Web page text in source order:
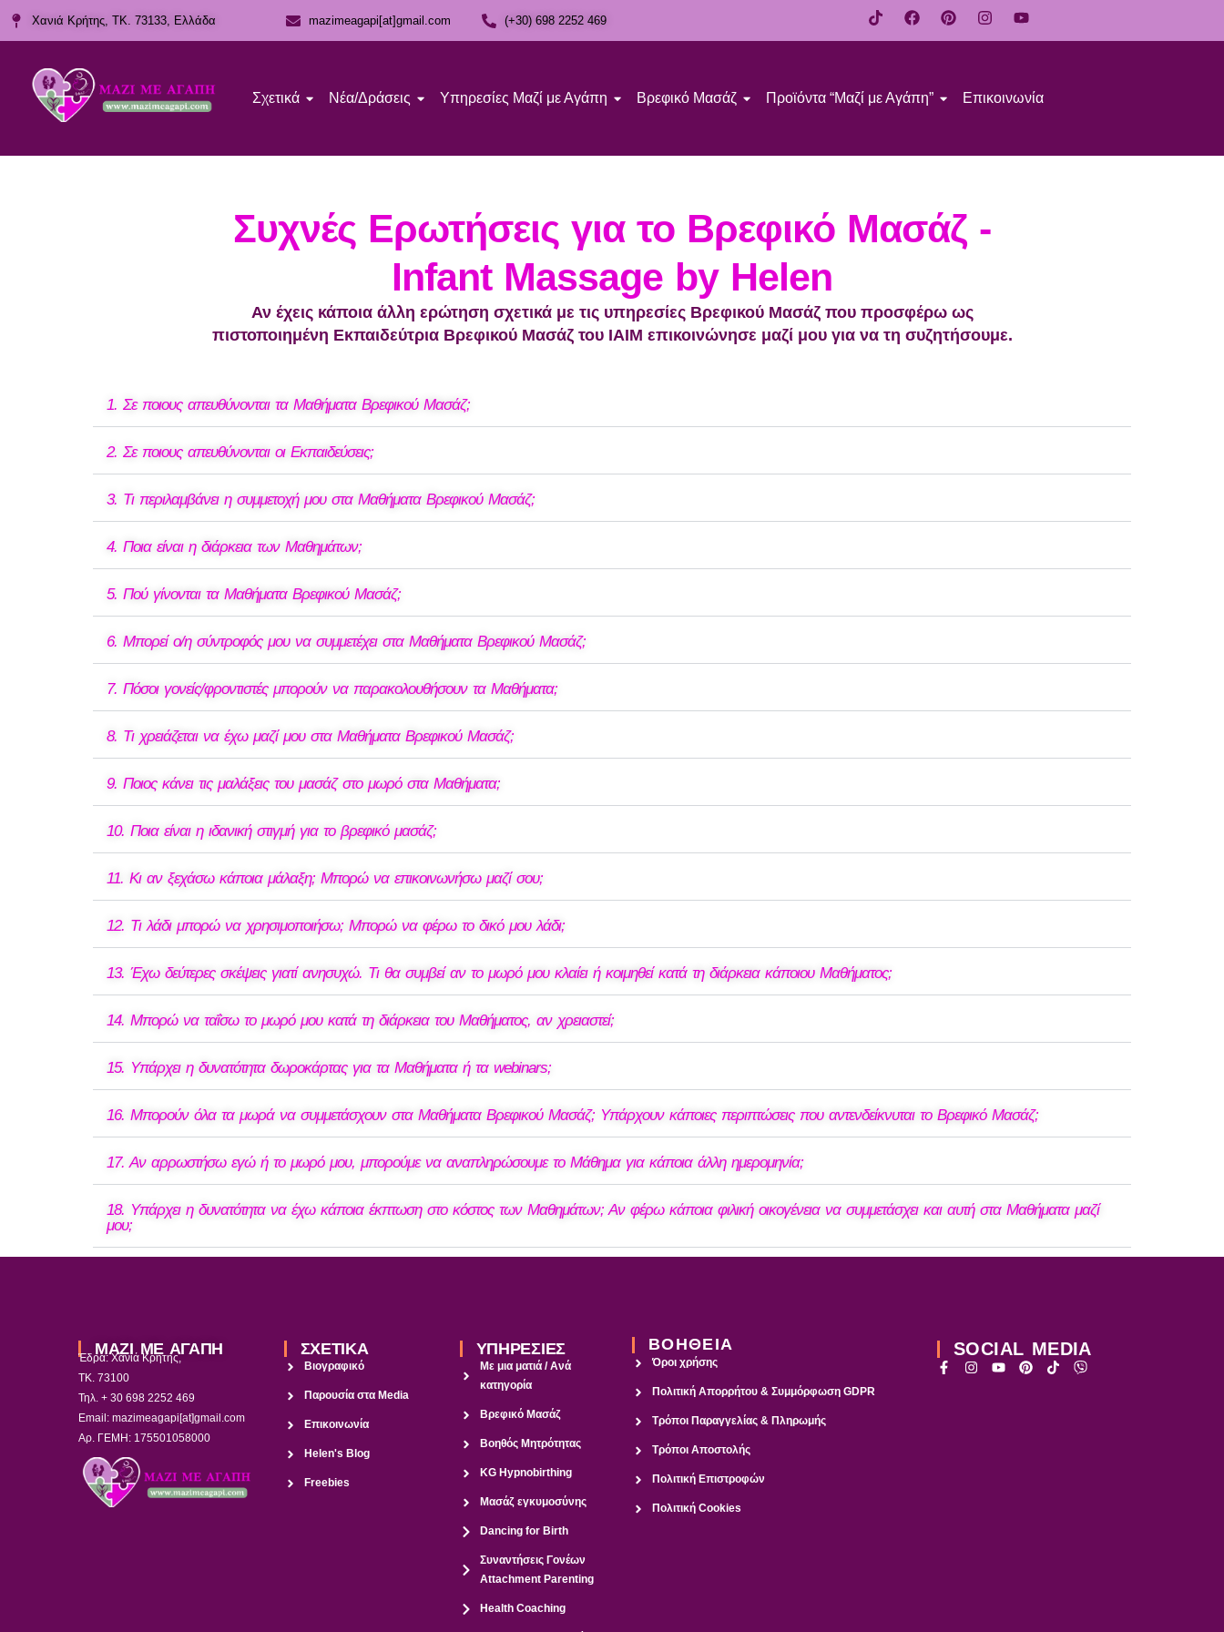
Χανιά Κρήτης, ΤΚ. 73133, Ελλάδα mazimeagapi[at]gmail.com (+30) 698 2252 469
Σχετικά Νέα/Δράσεις Υπηρεσίες Μαζί με Αγάπη Βρεφικό Μασάζ Προϊόντα “Μαζί με Αγάπη” Επικοινωνία
Συχνές Ερωτήσεις για το Βρεφικό Μασάζ -
Infant Massage by Helen
Αν έχεις κάποια άλλη ερώτηση σχετικά με τις υπηρεσίες Βρεφικού Μασάζ που προσφέρω ως
πιστοποιημένη Εκπαιδεύτρια Βρεφικού Μασάζ του ΙΑΙΜ επικοινώνησε μαζί μου για να τη συζητήσουμε.
1. Σε ποιους απευθύνονται τα Μαθήματα Βρεφικού Μασάζ;
2. Σε ποιους απευθύνονται οι Εκπαιδεύσεις;
3. Τι περιλαμβάνει η συμμετοχή μου στα Μαθήματα Βρεφικού Μασάζ;
4. Ποια είναι η διάρκεια των Μαθημάτων;
5. Πού γίνονται τα Μαθήματα Βρεφικού Μασάζ;
6. Μπορεί ο/η σύντροφός μου να συμμετέχει στα Μαθήματα Βρεφικού Μασάζ;
7. Πόσοι γονείς/φροντιστές μπορούν να παρακολουθήσουν τα Μαθήματα;
8. Τι χρειάζεται να έχω μαζί μου στα Μαθήματα Βρεφικού Μασάζ;
9. Ποιος κάνει τις μαλάξεις του μασάζ στο μωρό στα Μαθήματα;
10. Ποια είναι η ιδανική στιγμή για το βρεφικό μασάζ;
11. Κι αν ξεχάσω κάποια μάλαξη; Μπορώ να επικοινωνήσω μαζί σου;
12. Τι λάδι μπορώ να χρησιμοποιήσω; Μπορώ να φέρω το δικό μου λάδι;
13. Έχω δεύτερες σκέψεις γιατί ανησυχώ. Τι θα συμβεί αν το μωρό μου κλαίει ή κοιμηθεί κατά τη διάρκεια κάποιου Μαθήματος;
14. Μπορώ να ταΐσω το μωρό μου κατά τη διάρκεια του Μαθήματος, αν χρειαστεί;
15. Υπάρχει η δυνατότητα δωροκάρτας για τα Μαθήματα ή τα webinars;
16. Μπορούν όλα τα μωρά να συμμετάσχουν στα Μαθήματα Βρεφικού Μασάζ; Υπάρχουν κάποιες περιπτώσεις που αντενδείκνυται το Βρεφικό Μασάζ;
17. Αν αρρωστήσω εγώ ή το μωρό μου, μπορούμε να αναπληρώσουμε το Μάθημα για κάποια άλλη ημερομηνία;
18. Υπάρχει η δυνατότητα να έχω κάποια έκπτωση στο κόστος των Μαθημάτων; Αν φέρω κάποια φιλική οικογένεια να συμμετάσχει και αυτή στα Μαθήματα μαζί
μου;
ΜΑΖΙ ΜΕ ΑΓΑΠΗ
Έδρα: Χανιά Κρήτης,
ΤΚ. 73100
Τηλ. + 30 698 2252 469
Email: mazimeagapi[at]gmail.com
Αρ. ΓΕΜΗ: 175501058000
ΣΧΕΤΙΚΑ
Βιογραφικό
Παρουσία στα Media
Επικοινωνία
Helen's Blog
Freebies
ΥΠΗΡΕΣΙΕΣ
Με μια ματιά / Ανά
κατηγορία
Βρεφικό Μασάζ
Βοηθός Μητρότητας
KG Hypnobirthing
Μασάζ εγκυμοσύνης
Dancing for Birth
Συναντήσεις Γονέων
Attachment Parenting
Health Coaching
ΒΟΗΘΕΙΑ
Όροι χρήσης
Πολιτική Απορρήτου & Συμμόρφωση GDPR
Τρόποι Παραγγελίας & Πληρωμής
Τρόποι Αποστολής
Πολιτική Επιστροφών
Πολιτική Cookies
SOCIAL MEDIA